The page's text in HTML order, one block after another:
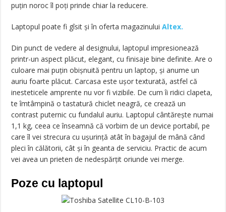
puțin noroc îl poți prinde chiar la reducere.
Laptopul poate fi gîsit și în oferta magazinuluiAltex.
Din punct de vedere al designului, laptopul impresionează
printr-un aspect plăcut, elegant, cu finisaje bine definite. Are o
culoare mai puțin obișnuită pentru un laptop, și anume un
auriu foarte plăcut. Carcasa este ușor texturată, astfel că
inesteticele amprente nu vor fi vizibile. De cum îi ridici clapeta,
te îmtâmpină o tastatură chiclet neagră, ce crează un
contrast puternic cu fundalul auriu. Laptopul cântărește numai
1,1 kg, ceea ce înseamnă că vorbim de un device portabil, pe
care îl vei strecura cu ușurință atât în bagajul de mână când
pleci în călătorii, cât și în geanta de serviciu. Practic de acum
vei avea un prieten de nedespărțit oriunde vei merge.
Poze cu laptopul